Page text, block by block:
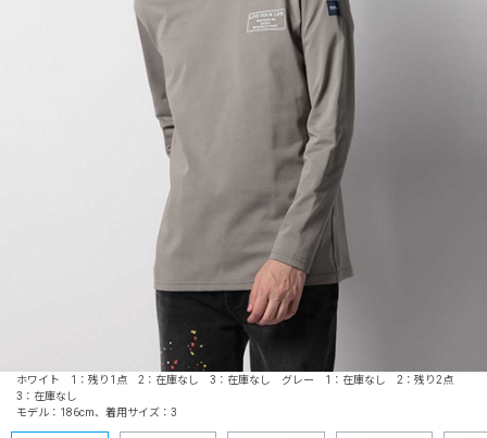
ホワイト 1：残り1点 2：在庫なし 3：在庫なし グレー 1：在庫なし 2：残り2点
3：在庫なし
モデル：186cm、着用サイズ：3